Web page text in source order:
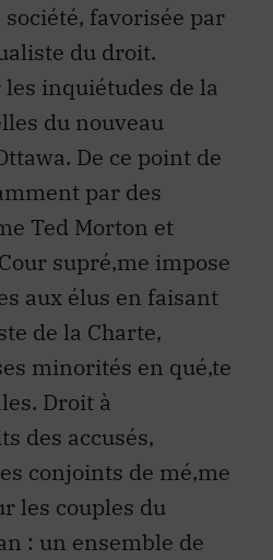
favorisée par
du droit.
inquiétudes de la
du nouveau
De ce point de
par des
Ted Morton et
supré‚me impose
aux élus en faisant
de la Charte,
minorités en qué‚te
Droit à
des accusés,
conjoints de mé‚me
les couples du
: un ensemble de